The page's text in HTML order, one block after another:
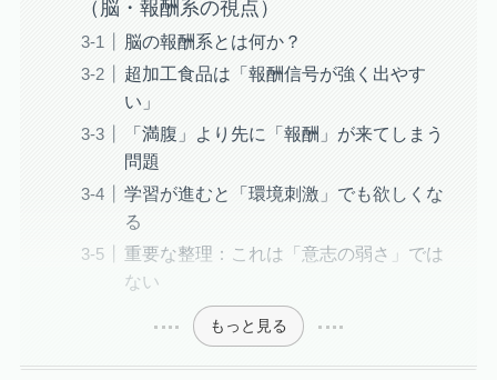
（脳・報酬系の視点）
脳の報酬系とは何か？
超加工食品は「報酬信号が強く出やす
い」
「満腹」より先に「報酬」が来てしまう
問題
学習が進むと「環境刺激」でも欲しくな
る
重要な整理：これは「意志の弱さ」では
ない
もっと見る